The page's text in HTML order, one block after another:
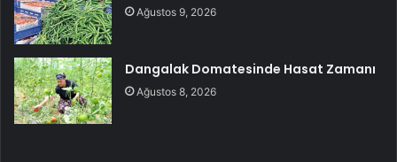
Ağustos 9, 2026
Dangalak Domatesinde Hasat Zamanı
Ağustos 8, 2026